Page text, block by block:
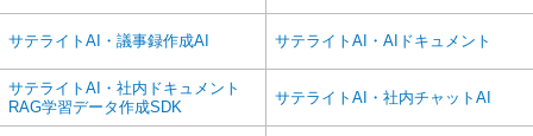
サテライトAI・議事録作成AI サテライトAI・AIドキュメント
サテライトAI・社内ドキュメント
RAG学習データ作成SDK
サテライトAI・社内チャットAI